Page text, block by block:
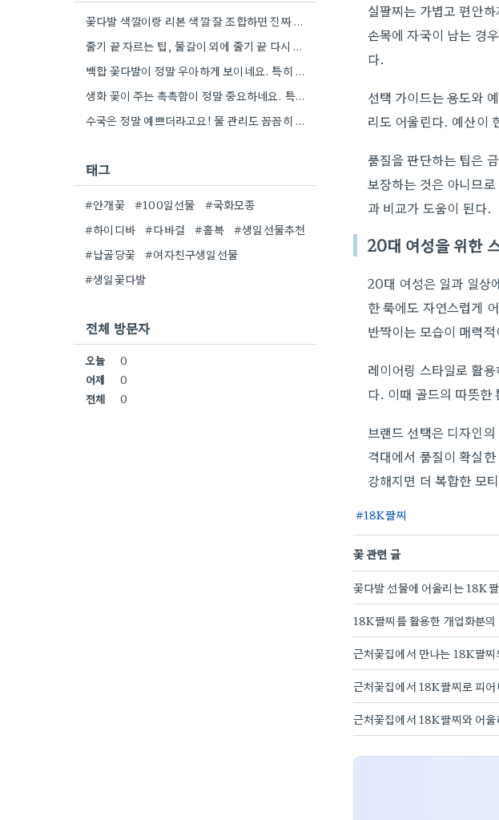
실팔찌는 가볍고 편안
손목에 자국이 남는 경
다.
선택 가이드는 용도와
리도 어울린다. 예산이
품질을 판단하는 팁은
보장하는 것은 아니므
과 비교가 도움이 된다.
20대 여성을 위한
20대 여성은 일과 일상
한 룩에도 자연스럽게
반짝이는 모습이 매력
레이어링 스타일로 활
다. 이때 골드의 따뜻한
브랜드 선택은 디자인
격대에서 품질이 확실
강해지면 더 복합한 모
18K팔찌
꽃 관련 글
꽃다발 선물에 어울리는 18K
18K팔찌를 활용한 개업화분
근처꽃집에서 만나는 18K팔
근처꽃집에서 18K팔찌로 피
근처꽃집에서 18K팔찌와 어
꽃다발 색깔이랑 리본 색깔 잘 조합하면 진짜 멋있더라구요.
줄기 끝 자르는 팁, 물갈이 외에 줄기 끝 다시 자르는 방법도 있네요. 그거 완전 꿀팁인…
백합 꽃다발이 정말 우아하게 보이네요. 특히 흰색이나 연한 색 계열이 안전한 선택인 것 같아요.
생화 꽃이 주는 촉촉함이 정말 중요하네요. 특히 겹벚꽃은 사진으로는 다르게 보인다는 점, 실제로 보러 가봐야…
수국은 정말 예쁘더라고요! 물 관리도 꼼꼼히 해야 오래 볼 수 있을 텐데, 제가 좀 덜…
태그
#안개꽃 #100일선물
#국화모종
#하이디바
#다바걸 #홀복
#생일선물추천
#납골당꽃
#여자친구생일선물
#생일꽃다발
전체 방문자
오늘
0
어제
0
전체
0